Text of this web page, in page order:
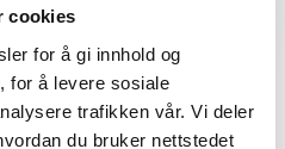
cookies
for å gi innhold og
for å levere sosiale
trafikken vår. Vi deler
du bruker nettstedet